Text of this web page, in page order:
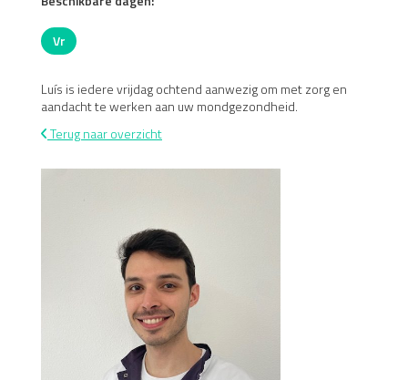
Vrijdag
Vr
Luís is iedere vrijdag ochtend aanwezig om met zorg en
aandacht te werken aan uw mondgezondheid.
Terug naar overzicht